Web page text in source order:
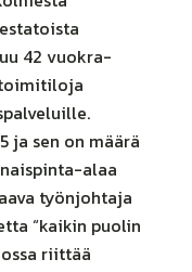
42 vuokra-
ja sen on määrä
alaa
työnjohtaja
“kaikin puolin
riittää